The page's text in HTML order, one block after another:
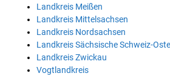
Landkreis Meißen
Landkreis Mittelsachsen
Landkreis Nordsachsen
Landkreis Sächsische Schweiz-
Landkreis Zwickau
Vogtlandkreis